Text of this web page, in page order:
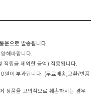
운으로 발송됩니다.
해바랍니다.
적립금 제외한 금액) 적용됩니다.
이 부과됩니다. (무료배송,교환/반품
상품을 고의적으로 훼손하시는 경우